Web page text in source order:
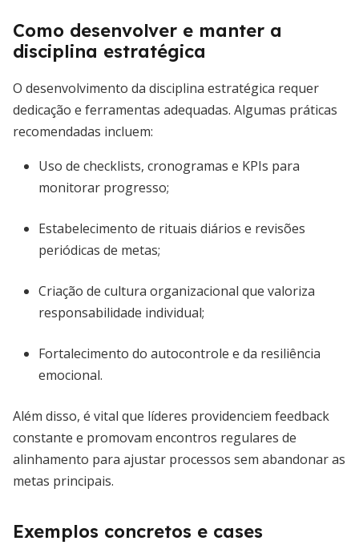
Como desenvolver e manter a
disciplina estratégica
O desenvolvimento da disciplina estratégica requer
dedicação e ferramentas adequadas. Algumas práticas
recomendadas incluem:
Uso de checklists, cronogramas e KPIs para
monitorar progresso;
Estabelecimento de rituais diários e revisões
periódicas de metas;
Criação de cultura organizacional que valoriza
responsabilidade individual;
Fortalecimento do autocontrole e da resiliência
emocional.
Além disso, é vital que líderes providenciem feedback
constante e promovam encontros regulares de
alinhamento para ajustar processos sem abandonar as
metas principais.
Exemplos concretos e cases